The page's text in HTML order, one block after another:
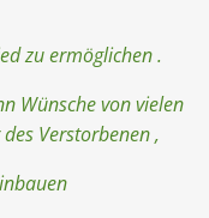
zu ermöglichen .
Wünsche von vielen
Verstorbenen ,